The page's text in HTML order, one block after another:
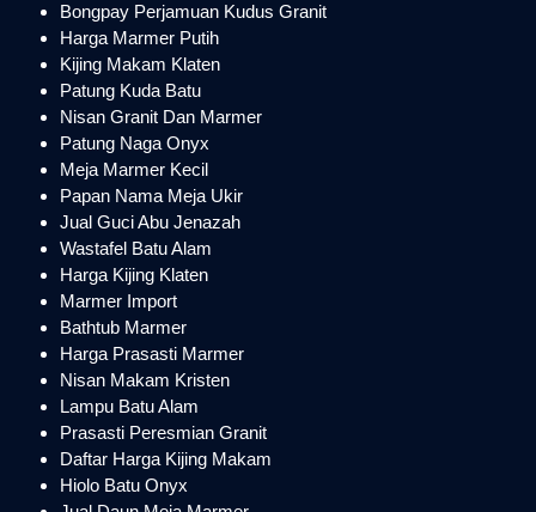
Bongpay Perjamuan Kudus Granit
Harga Marmer Putih
Kijing Makam Klaten
Patung Kuda Batu
Nisan Granit Dan Marmer
Patung Naga Onyx
Meja Marmer Kecil
Papan Nama Meja Ukir
Jual Guci Abu Jenazah
Wastafel Batu Alam
Harga Kijing Klaten
Marmer Import
Bathtub Marmer
Harga Prasasti Marmer
Nisan Makam Kristen
Lampu Batu Alam
Prasasti Peresmian Granit
Daftar Harga Kijing Makam
Hiolo Batu Onyx